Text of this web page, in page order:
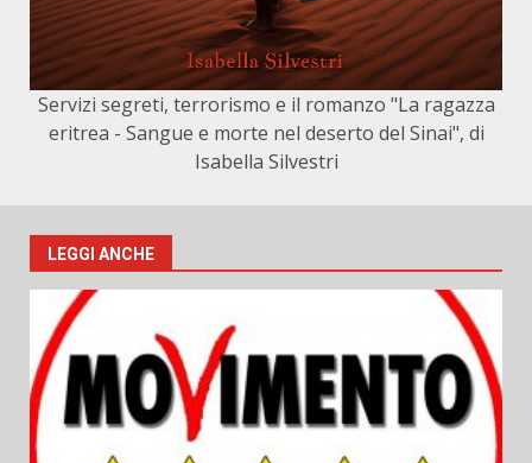
Servizi segreti, terrorismo e il romanzo "La ragazza
eritrea - Sangue e morte nel deserto del Sinai", di
Isabella Silvestri
LEGGI ANCHE